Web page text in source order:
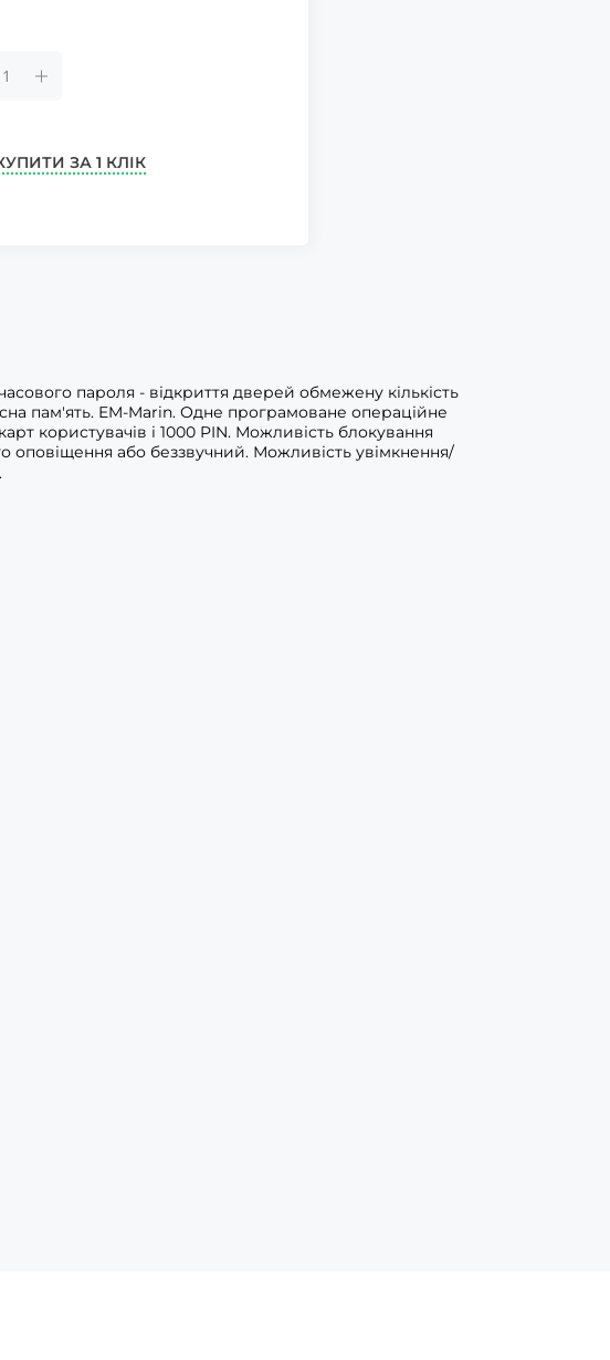
ЗА 1 КЛІК
пароля - відкриття дверей обмежену кількість
пам'ять. EM-Marin. Одне програмоване операційне
користувачів і 1000 PIN. Можливість блокування
оповіщення або беззвучний. Можливість увімкнення/